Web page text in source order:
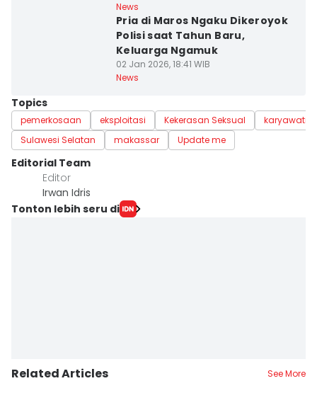
News
Pria di Maros Ngaku Dikeroyok
Polisi saat Tahun Baru,
Keluarga Ngamuk
02 Jan 2026, 18:41 WIB
News
Topics
pemerkosaan eksploitasi Kekerasan Seksual
karyawati
Sulawesi Selatan
makassar Update me
Editorial Team
Editor
Irwan Idris
Tonton lebih seru di
Related Articles See More